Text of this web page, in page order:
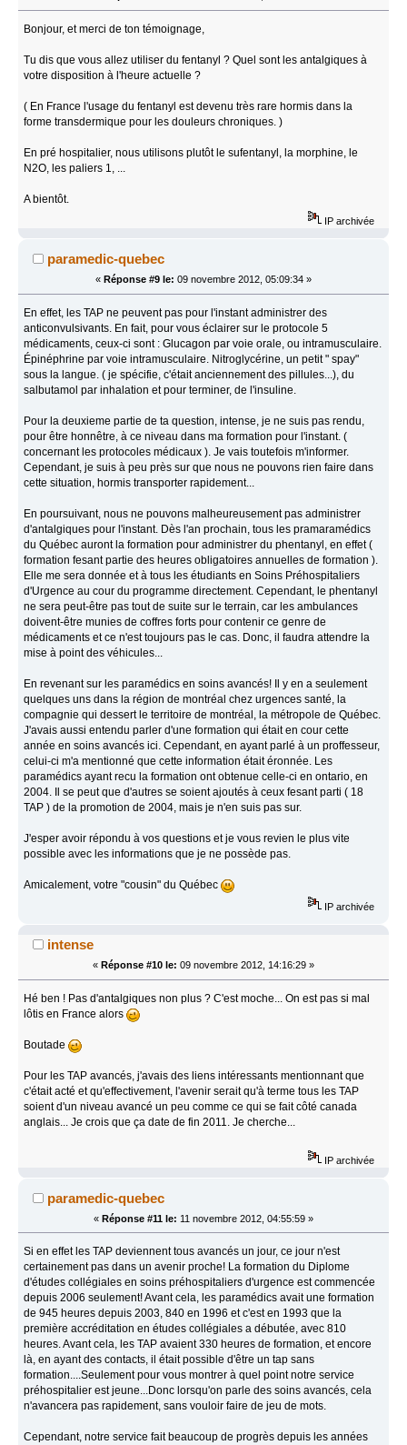
Bonjour, et merci de ton témoignage,
Tu dis que vous allez utiliser du fentanyl ? Quel sont les antalgiques à
votre disposition à l'heure actuelle ?
( En France l'usage du fentanyl est devenu très rare hormis dans la
forme transdermique pour les douleurs chroniques. )
En pré hospitalier, nous utilisons plutôt le sufentanyl, la morphine, le
N2O, les paliers 1, ...
A bientôt.
IP archivée
paramedic-quebec
« Réponse #9 le: 09 novembre 2012, 05:09:34 »
En effet, les TAP ne peuvent pas pour l'instant administrer des
anticonvulsivants. En fait, pour vous éclairer sur le protocole 5
médicaments, ceux-ci sont : Glucagon par voie orale, ou intramusculaire.
Épinéphrine par voie intramusculaire. Nitroglycérine, un petit " spay"
sous la langue. ( je spécifie, c'était anciennement des pillules...), du
salbutamol par inhalation et pour terminer, de l'insuline.
Pour la deuxieme partie de ta question, intense, je ne suis pas rendu,
pour être honnêtre, à ce niveau dans ma formation pour l'instant. (
concernant les protocoles médicaux ). Je vais toutefois m'informer.
Cependant, je suis à peu près sur que nous ne pouvons rien faire dans
cette situation, hormis transporter rapidement...
En poursuivant, nous ne pouvons malheureusement pas administrer
d'antalgiques pour l'instant. Dès l'an prochain, tous les pramaramédics
du Québec auront la formation pour administrer du phentanyl, en effet (
formation fesant partie des heures obligatoires annuelles de formation ).
Elle me sera donnée et à tous les étudiants en Soins Préhospitaliers
d'Urgence au cour du programme directement. Cependant, le phentanyl
ne sera peut-être pas tout de suite sur le terrain, car les ambulances
doivent-être munies de coffres forts pour contenir ce genre de
médicaments et ce n'est toujours pas le cas. Donc, il faudra attendre la
mise à point des véhicules...
En revenant sur les paramédics en soins avancés! Il y en a seulement
quelques uns dans la région de montréal chez urgences santé, la
compagnie qui dessert le territoire de montréal, la métropole de Québec.
J'avais aussi entendu parler d'une formation qui était en cour cette
année en soins avancés ici. Cependant, en ayant parlé à un proffesseur,
celui-ci m'a mentionné que cette information était éronnée. Les
paramédics ayant recu la formation ont obtenue celle-ci en ontario, en
2004. Il se peut que d'autres se soient ajoutés à ceux fesant parti ( 18
TAP ) de la promotion de 2004, mais je n'en suis pas sur.
J'esper avoir répondu à vos questions et je vous revien le plus vite
possible avec les informations que je ne possède pas.
Amicalement, votre "cousin" du Québec
IP archivée
intense
« Réponse #10 le: 09 novembre 2012, 14:16:29 »
Hé ben ! Pas d'antalgiques non plus ? C'est moche... On est pas si mal
lôtis en France alors
Boutade
Pour les TAP avancés, j'avais des liens intéressants mentionnant que
c'était acté et qu'effectivement, l'avenir serait qu'à terme tous les TAP
soient d'un niveau avancé un peu comme ce qui se fait côté canada
anglais... Je crois que ça date de fin 2011. Je cherche...
IP archivée
paramedic-quebec
« Réponse #11 le: 11 novembre 2012, 04:55:59 »
Si en effet les TAP deviennent tous avancés un jour, ce jour n'est
certainement pas dans un avenir proche! La formation du Diplome
d'études collégiales en soins préhospitaliers d'urgence est commencée
depuis 2006 seulement! Avant cela, les paramédics avait une formation
de 945 heures depuis 2003, 840 en 1996 et c'est en 1993 que la
première accréditation en études collégiales a débutée, avec 810
heures. Avant cela, les TAP avaient 330 heures de formation, et encore
là, en ayant des contacts, il était possible d'être un tap sans
formation....Seulement pour vous montrer à quel point notre service
préhospitalier est jeune...Donc lorsqu'on parle des soins avancés, cela
n'avancera pas rapidement, sans vouloir faire de jeu de mots.
Cependant, notre service fait beaucoup de progrès depuis les années